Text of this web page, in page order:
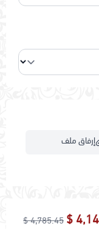
إرفاق ملف
4,785.45 $